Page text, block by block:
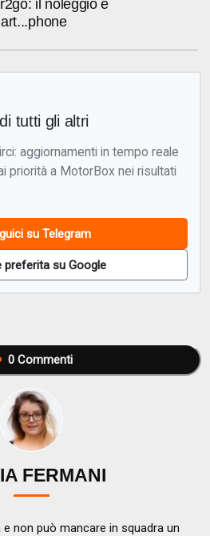
il noleggio è
tutti gli altri
aggiornamenti in tempo reale
priorità a MotorBox nei risultati
su Telegram
preferita su Google
0Commenti
FERMANI
non può mancare in squadra un